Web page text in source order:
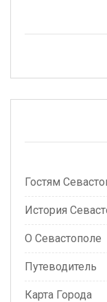
Гостям
История
О Севастополе
Путеводитель
Карта Города